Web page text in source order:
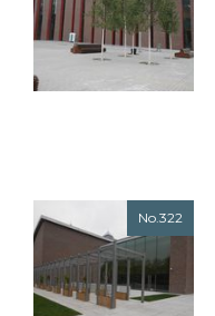
No.322